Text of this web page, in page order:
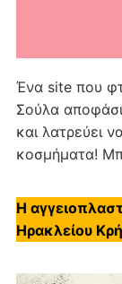
Ένα site που
Σούλα
και λατρεύει
κοσμήματα!
Η
Ηρακλείου